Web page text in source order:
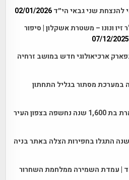
שני גבאי הי״ד 02/01/2026
ונונו – משטרת אשקלון | סיפור
07/12/2025
ארכיאולוגי חדש במושב זרחיה
במערכת מסתור בגליל התחתון
שרידי אחוזה שומרונית מפוארת בת 1,600 שנה נחשפה בצפון העיר
פתילות קדומות בנות 4,000 שנה התגלו בחפירות הצלה באתר בניה
| עמדת השמירה ממלחמת השחרור